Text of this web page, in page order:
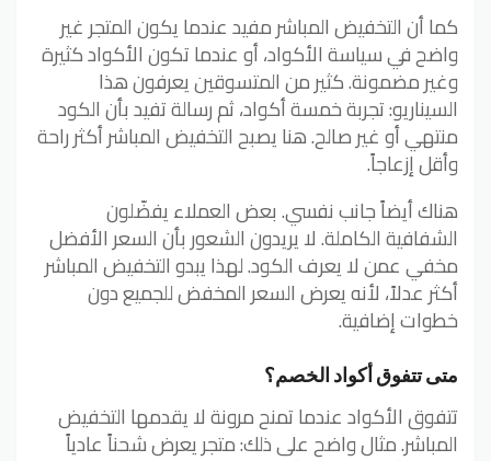
كما أن التخفيض المباشر مفيد عندما يكون المتجر غير
واضح في سياسة الأكواد، أو عندما تكون الأكواد كثيرة
وغير مضمونة. كثير من المتسوقين يعرفون هذا
السيناريو: تجربة خمسة أكواد، ثم رسالة تفيد بأن الكود
منتهي أو غير صالح. هنا يصبح التخفيض المباشر أكثر راحة
وأقل إزعاجاً.
هناك أيضاً جانب نفسي. بعض العملاء يفضّلون
الشفافية الكاملة. لا يريدون الشعور بأن السعر الأفضل
مخفي عمن لا يعرف الكود. لهذا يبدو التخفيض المباشر
أكثر عدلاً، لأنه يعرض السعر المخفض للجميع دون
خطوات إضافية.
متى تتفوق أكواد الخصم؟
تتفوق الأكواد عندما تمنح مرونة لا يقدمها التخفيض
المباشر. مثال واضح على ذلك: متجر يعرض شحناً عادياً